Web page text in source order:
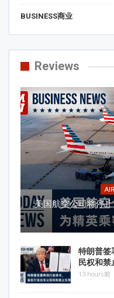
BUSINESS商业
Reviews
美国航空公司将停
特朗普签
民权和禁
13 hours前